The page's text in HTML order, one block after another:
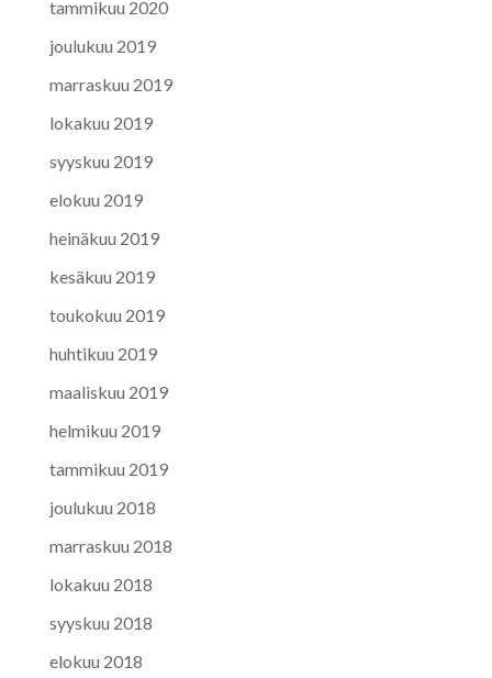
tammikuu 2020
joulukuu 2019
marraskuu 2019
lokakuu 2019
syyskuu 2019
elokuu 2019
heinäkuu 2019
kesäkuu 2019
toukokuu 2019
huhtikuu 2019
maaliskuu 2019
helmikuu 2019
tammikuu 2019
joulukuu 2018
marraskuu 2018
lokakuu 2018
syyskuu 2018
elokuu 2018